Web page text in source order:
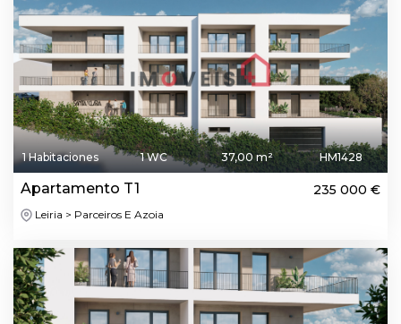
1 Habitaciones 1 WC 37,00 m² HM1428
Apartamento T1 235 000 €
Leiria > Parceiros E Azoia